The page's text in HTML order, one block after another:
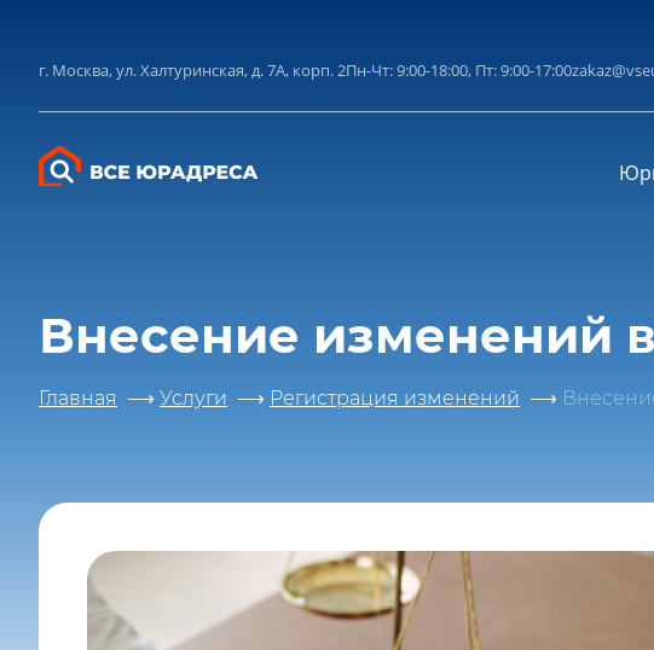
г. Москва, ул. Халтуринская, д. 7А, корп. 2Пн-Чт: 9:00-18:00, Пт: 9:00-17:00
Внесение изменений
Главная Услуги Регистрация изменений